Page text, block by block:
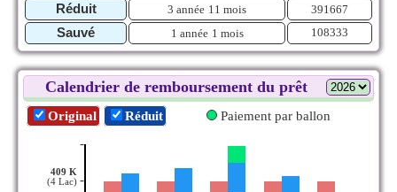
Réduit 3 année 11 mois 391667
Sauvé 1 année 1 mois 108333
Calendrier de remboursement du prêt
Original Réduit Paiement par ballon
409 K
(4 Lac) -
-